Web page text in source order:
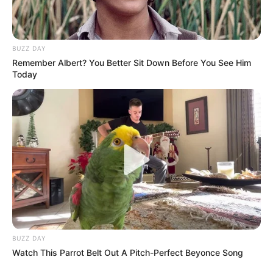
(foto: instyle)
2. Kalau bosan dengan putih, kamu bisa pilih warna
abu sebagai pengganti. Sesuai saat dipakai secara
bersamaan
BUZZ DAY
Remember Albert? You Better Sit Down Before You See Him
Today
BUZZ DAY
Watch This Parrot Belt Out A Pitch-Perfect Beyonce Song